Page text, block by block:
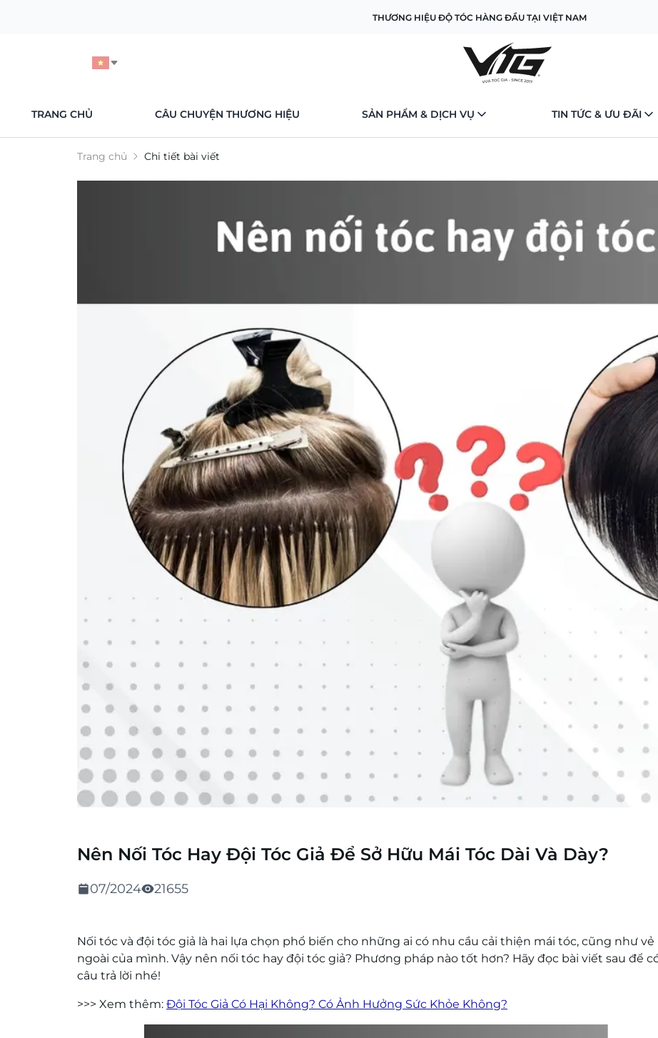
THƯƠNG HIỆU ĐỘ TÓC HÀNG ĐẦU TẠI VIỆT NAM
TRANG CHỦ CÂU CHUYỆN THƯƠNG HIỆU SẢN PHẨM & DỊCH VỤ TIN TỨC & ƯU ĐÃI
Trang chủ Chi tiết bài viết
Nên Nối Tóc Hay Đội Tóc Giả Để Sở Hữu Mái Tóc Dài Và Dày?
07/2024 21655
Nối tóc và đội tóc giả là hai lựa chọn phổ biến cho những ai có nhu cầu cải thiện mái tóc, cũng như vẻ
ngoài của mình. Vậy nên nối tóc hay đội tóc giả? Phương pháp nào tốt hơn? Hãy đọc bài viết sau để
câu trả lời nhé!
>>> Xem thêm: Đội Tóc Giả Có Hại Không? Có Ảnh Hưởng Sức Khỏe Không?